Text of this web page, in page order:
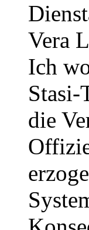
Vera
Ich
Stasi-
die